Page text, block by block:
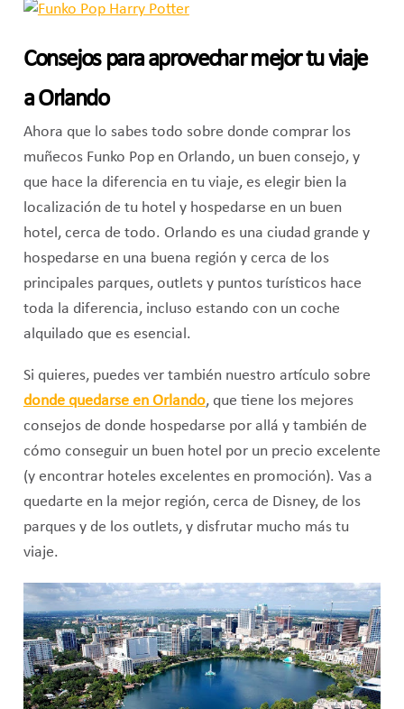
Consejos para aprovechar mejor tu viaje
a Orlando
Ahora que lo sabes todo sobre donde comprar los
muñecos Funko Pop en Orlando, un buen consejo, y
que hace la diferencia en tu viaje, es elegir bien la
localización de tu hotel y hospedarse en un buen
hotel, cerca de todo. Orlando es una ciudad grande y
hospedarse en una buena región y cerca de los
principales parques, outlets y puntos turísticos hace
toda la diferencia, incluso estando con un coche
alquilado que es esencial.
Si quieres, puedes ver también nuestro artículo sobre
donde quedarse en Orlando, que tiene los mejores
consejos de donde hospedarse por allá y también de
cómo conseguir un buen hotel por un precio excelente
(y encontrar hoteles excelentes en promoción). Vas a
quedarte en la mejor región, cerca de Disney, de los
parques y de los outlets, y disfrutar mucho más tu
viaje.